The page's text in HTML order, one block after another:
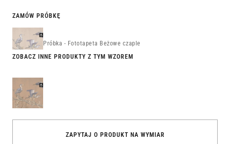
ZAMÓW PRÓBKĘ
Próbka - Fototapeta Beżowe czaple
Fototapeta
Brązowe
czaple
ZOBACZ INNE PRODUKTY Z TYM WZOREM
ZAPYTAJ O PRODUKT NA WYMIAR